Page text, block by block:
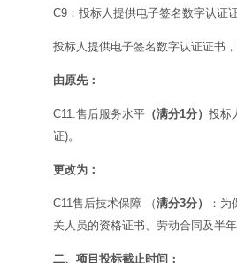
C9 ：投标人提供电子签名数字认证
投标人提供电子签名数字认证证书
由原先：
C11.售后服务水平 （满分1分） 投标
证)。
更改为：
C11售后技术保障 （满分3分）
：
关人员的资格证书、劳动合同及半
二、项目投标截止时间：